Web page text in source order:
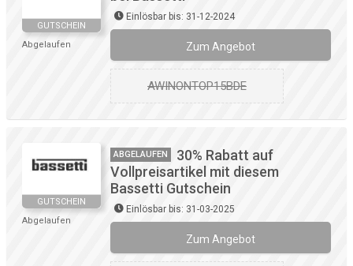
GUTSCHEIN
Abgelaufen
Einlösbar bis: 31-12-2024
Zum Angebot
AWINONTOP15BDE
GUTSCHEIN
Abgelaufen
ABGELAUFEN
30% Rabatt auf
Vollpreisartikel mit diesem
Bassetti Gutschein
Einlösbar bis: 31-03-2025
Zum Angebot